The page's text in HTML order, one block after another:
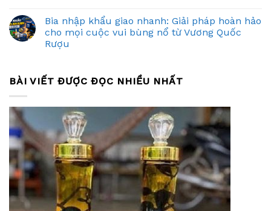
Bia nhập khẩu giao nhanh: Giải pháp hoàn hảo
cho mọi cuộc vui bùng nổ từ Vương Quốc
Rượu
BÀI VIẾT ĐƯỢC ĐỌC NHIỀU NHẤT